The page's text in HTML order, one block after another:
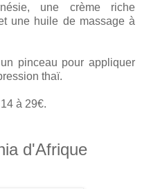
une crème riche
une huile de massage à
pinceau pour appliquer
thaï.
à 29€.
d'Afrique